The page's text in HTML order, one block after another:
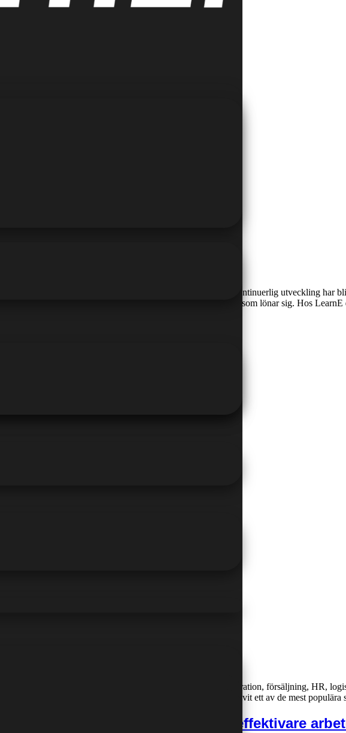
effektivare arbetssätt och högre krav på kompetens gör att kontinuerlig utveckling har
sektor eller driver eget företag är rätt kunskaper en investering som lönar sig. Hos
smartaste sättet att lära sig Excel
Oavsett om du arbetar med ekonomi, administration, försäljning, HR,
arbetsuppgifter. Att gå en excelkurs distans har därför blivit ett av de mest
öppnar dörrar till fler jobb och effektivare